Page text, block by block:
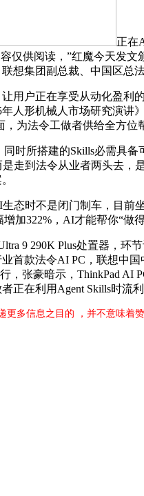
正在
仅供阅读，”红魔今天发
想集团副总裁、中国区总
户正在享受从动化盈利
人形机械人市场研究演
为法令工做者供给全方位
所搭建的Skills必需具备
走到法令从业者两头去，
时不是闭门制车，目前
加322%，AI才能帮你“做得
9 290K Plus处置器，环
首款法令AI PC，联想中
，张豪暗示，ThinkPad
在利用Agent Skills时
多信息之目的 ，并不意味着